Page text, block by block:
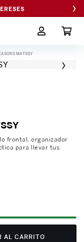
›
MATSSY
›
frontal, organizador
para llevar tus
AL CARRITO